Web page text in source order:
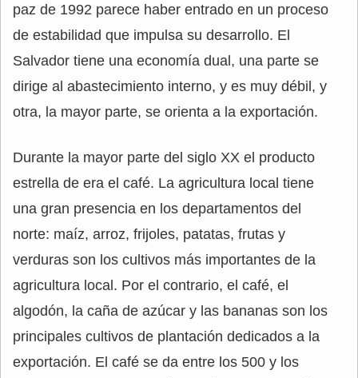
paz de 1992 parece haber entrado en un proceso
de estabilidad que impulsa su desarrollo. El
Salvador tiene una economía dual, una parte se
dirige al abastecimiento interno, y es muy débil, y
otra, la mayor parte, se orienta a la exportación.
Durante la mayor parte del siglo XX el producto
estrella de era el café. La agricultura local tiene
una gran presencia en los departamentos del
norte: maíz, arroz, frijoles, patatas, frutas y
verduras son los cultivos más importantes de la
agricultura local. Por el contrario, el café, el
algodón, la caña de azúcar y las bananas son los
principales cultivos de plantación dedicados a la
exportación. El café se da entre los 500 y los